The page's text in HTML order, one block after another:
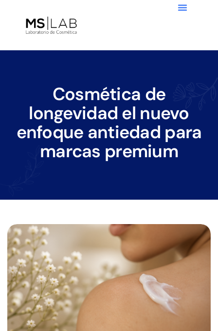
Cosmética de
longevidad el nuevo
enfoque antiedad para
marcas premium